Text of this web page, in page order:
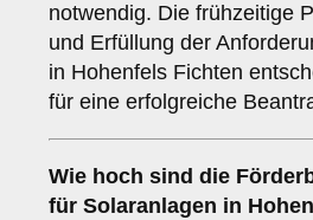
notwendig. Die frühzeitige
und Erfüllung der
in Hohenfels Fichten
für eine erfolgreiche
Wie hoch sind die
für Solaranlagen in